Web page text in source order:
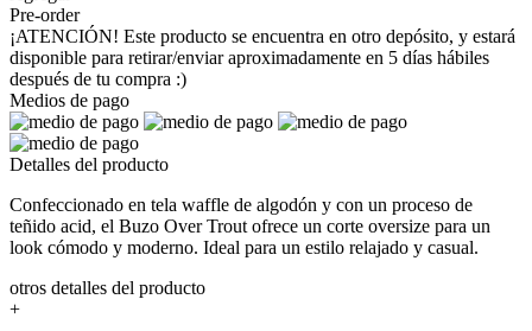
Pre-order
¡ATENCIÓN! Este producto se encuentra en otro depósito, y estará
disponible para retirar/enviar aproximadamente en 5 días hábiles
después de tu compra :)
Medios de pago
Detalles del producto
Confeccionado en tela waffle de algodón y con un proceso de
teñido acid, el Buzo Over Trout ofrece un corte oversize para un
look cómodo y moderno. Ideal para un estilo relajado y casual.
otros detalles del producto
+